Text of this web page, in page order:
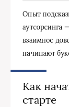
Опыт
аутсорсинга
взаимное
начинают
Как
старте